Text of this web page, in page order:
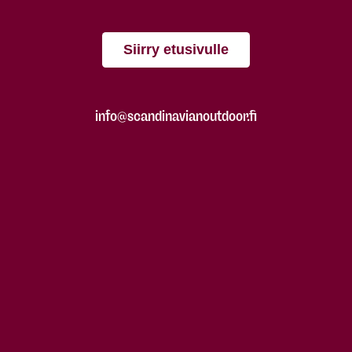
Siirry etusivulle
info@scandinavianoutdoor.fi